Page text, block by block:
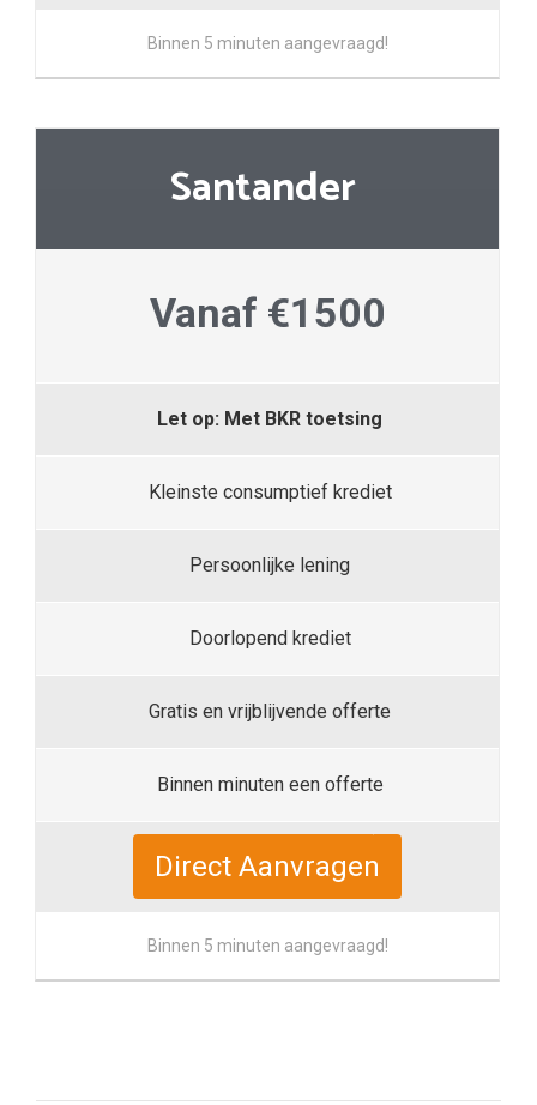
Binnen 5 minuten aangevraagd!
Santander
Vanaf €1500
Let op: Met BKR toetsing
Kleinste consumptief krediet
Persoonlijke lening
Doorlopend krediet
Gratis en vrijblijvende offerte
Binnen minuten een offerte
Direct Aanvragen
Binnen 5 minuten aangevraagd!